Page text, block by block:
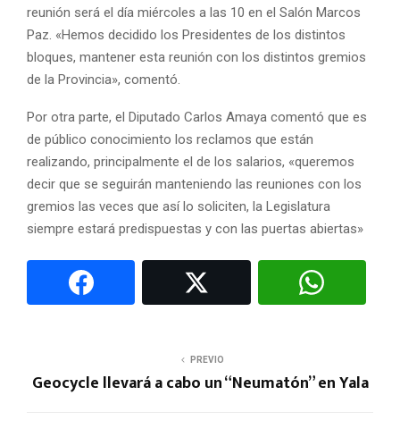
reunión será el día miércoles a las 10 en el Salón Marcos
Paz. «Hemos decidido los Presidentes de los distintos
bloques, mantener esta reunión con los distintos gremios
de la Provincia», comentó.
Por otra parte, el Diputado Carlos Amaya comentó que es
de público conocimiento los reclamos que están
realizando, principalmente el de los salarios, «queremos
decir que se seguirán manteniendo las reuniones con los
gremios las veces que así lo soliciten, la Legislatura
siempre estará predispuestas y con las puertas abiertas»
PREVIO
Geocycle llevará a cabo un “Neumatón” en Yala